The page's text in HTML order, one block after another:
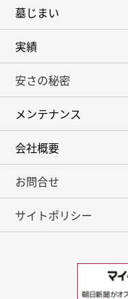
墓じまい
実績
安さの秘密
メンテナンス
会社概要
お問合せ
サイトポリシー